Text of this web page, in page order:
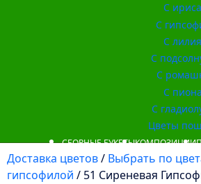
С
С
С
С
С
С
С
Цветы
СБОРНЫЕ БУКЕТЫКОМПОЗИЦИИ
Доставка цветов/ Выбрать по
гипсофилой / 51 Сиреневая